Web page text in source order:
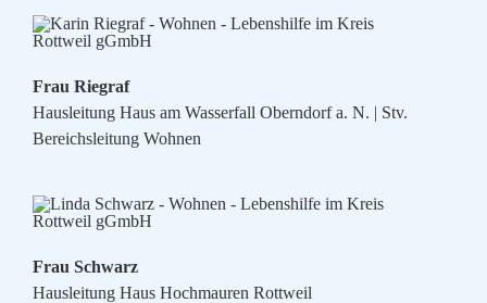
Frau Riegraf
Hausleitung Haus am Wasserfall Oberndorf a. N. | Stv.
Bereichsleitung Wohnen
Frau Schwarz
Hausleitung Haus Hochmauren Rottweil